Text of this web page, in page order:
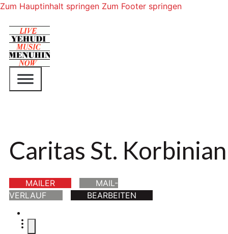
Zum Hauptinhalt springen Zum Footer springen
Caritas St. Korbinian
MAILER
MAIL-
VERLAUF
BEARBEITEN